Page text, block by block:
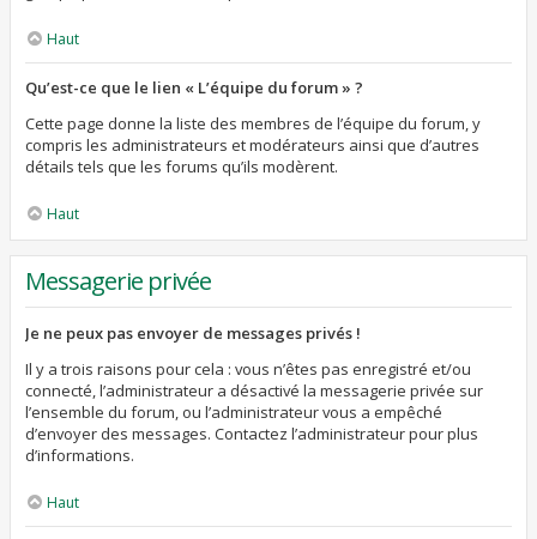
Haut
Qu’est-ce que le lien « L’équipe du forum » ?
Cette page donne la liste des membres de l’équipe du forum, y
compris les administrateurs et modérateurs ainsi que d’autres
détails tels que les forums qu’ils modèrent.
Haut
Messagerie privée
Je ne peux pas envoyer de messages privés !
Il y a trois raisons pour cela : vous n’êtes pas enregistré et/ou
connecté, l’administrateur a désactivé la messagerie privée sur
l’ensemble du forum, ou l’administrateur vous a empêché
d’envoyer des messages. Contactez l’administrateur pour plus
d’informations.
Haut